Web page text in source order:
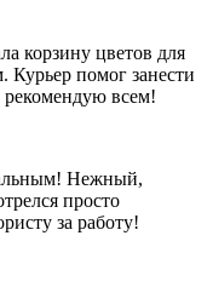
корзину цветов для
помог занести
рекомендую всем!
Нежный,
просто
за работу!